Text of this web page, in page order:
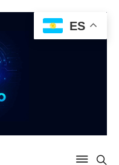
ES